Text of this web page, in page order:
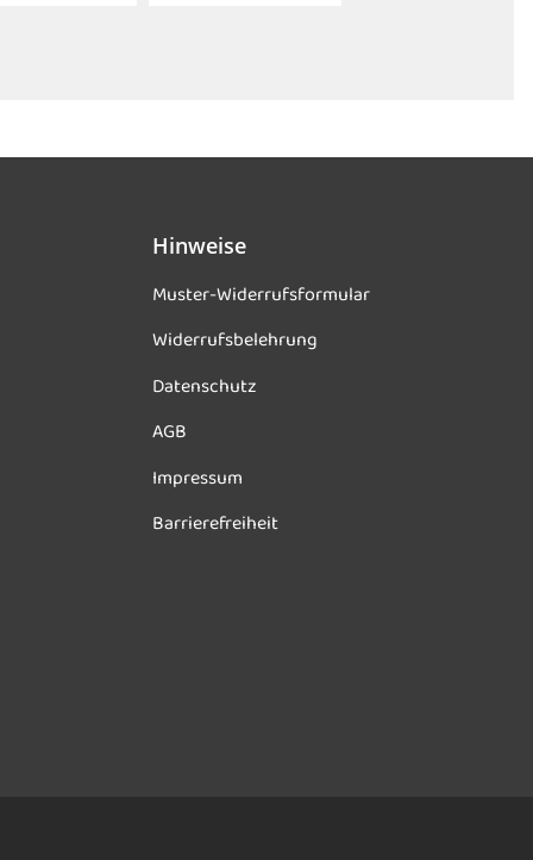
Hinweise
Muster-Widerrufsformular
Widerrufsbelehrung
Datenschutz
AGB
Impressum
Barrierefreiheit